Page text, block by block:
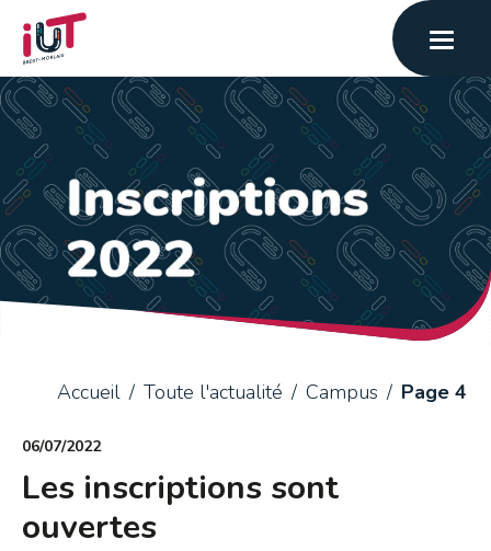
Accueil Toute l'actualité Campus Page 4
06/07/2022
Les inscriptions sont
ouvertes